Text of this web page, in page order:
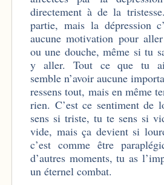
directement à de la
partie, mais la dépression
aucune motivation pour
ou une douche, même si tu
y aller. Tout ce que tu
semble n’avoir aucune
ressens tout, mais en même
rien. C’est ce sentiment de
sens si triste, tu te sens si
vide, mais ça devient si
c’est comme être
d’autres moments, tu as
un éternel combat.